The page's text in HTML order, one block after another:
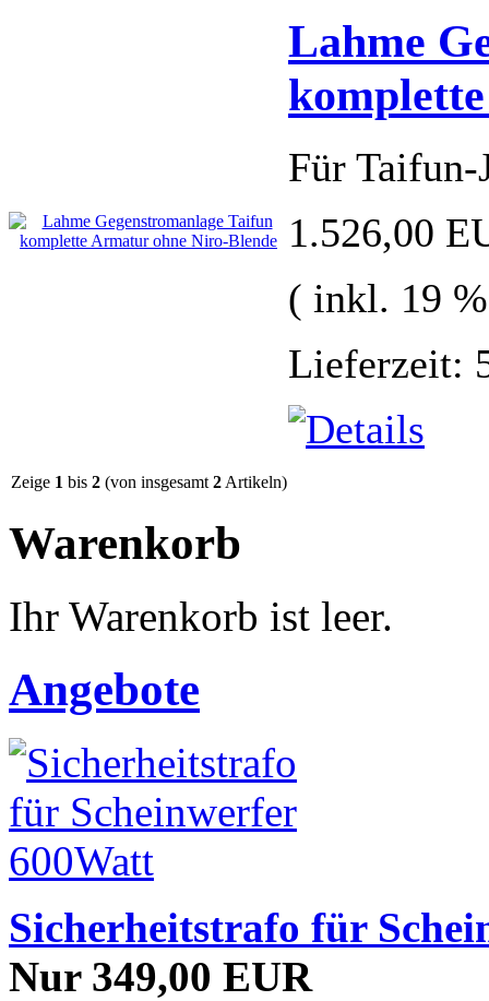
Lahme
Für
1.526,00
( inkl. 19
Lieferzeit:
Zeige 1 bis 2 (von insgesamt 2 Artikeln)
Warenkorb
Ihr Warenkorb ist leer.
Angebote
Sicherheitstrafo für
Nur 349,00 EUR